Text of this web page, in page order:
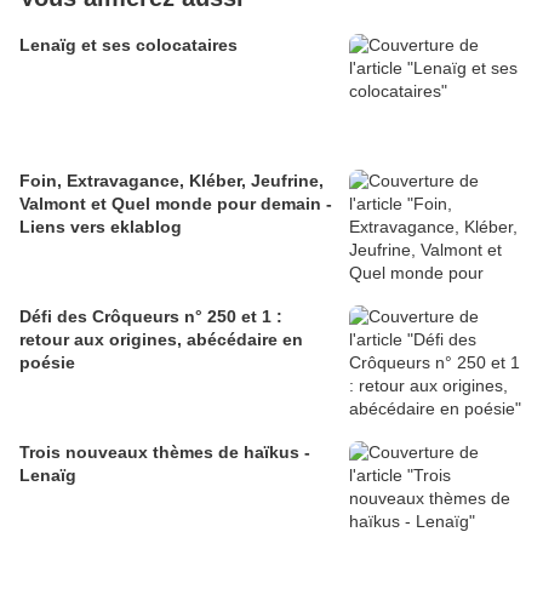
Lenaïg et ses colocataires
Foin, Extravagance, Kléber, Jeufrine,
Valmont et Quel monde pour demain -
Liens vers eklablog
Défi des Crôqueurs n° 250 et 1 :
retour aux origines, abécédaire en
poésie
Trois nouveaux thèmes de haïkus -
Lenaïg